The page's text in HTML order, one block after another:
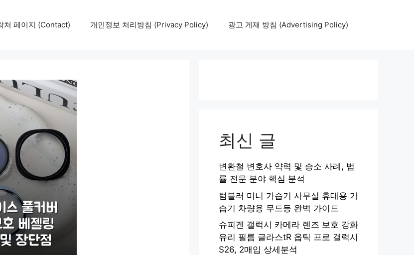
처 페이지 (Contact) 개인정보 처리방침 (Privacy Policy) 광고 게재 방침 (Advertising Policy)
최신 글
변환철 변호사 약력 및 승소 사례, 법
률 전문 분야 핵심 분석
텀블러 미니 가습기 사무실 휴대용 가
습기 차량용 무드등 완벽 가이드
슈피겐 갤럭시 카메라 렌즈 보호 강화
유리 필름 글라스tR 옵틱 프로 갤럭시
S26, 2매입 상세분석